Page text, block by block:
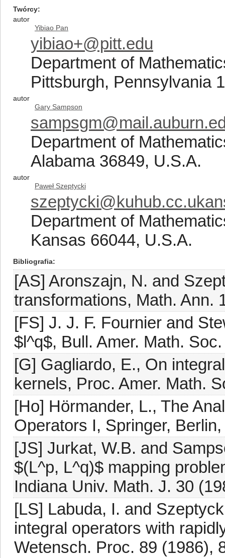
Twórcy
autor
Yibiao Pan
yibiao+@pitt.edu
Department of
Pittsburgh, Pennsylvania
autor
Gary Sampson
Department of
Alabama 36849, U.S.A.
autor
Paweł Szeptycki
Department of
Kansas 66044, U.S.A.
Bibliografia
[AS] Aronszajn, N. and
transformations, Math. Ann.
[FS] J. J. F. Fournier and
$l^q$, Bull. Amer. Math.
[G] Gagliardo, E., On
kernels, Proc. Amer. Math.
[Ho] Hörmander, L., The
Operators I, Springer,
[JS] Jurkat, W.B. and
$(L^p, L^q)$ mapping
Indiana Univ. Math. J. 30
[LS] Labuda, I. and
integral operators with
Wetensch. Proc. 89 (1986),